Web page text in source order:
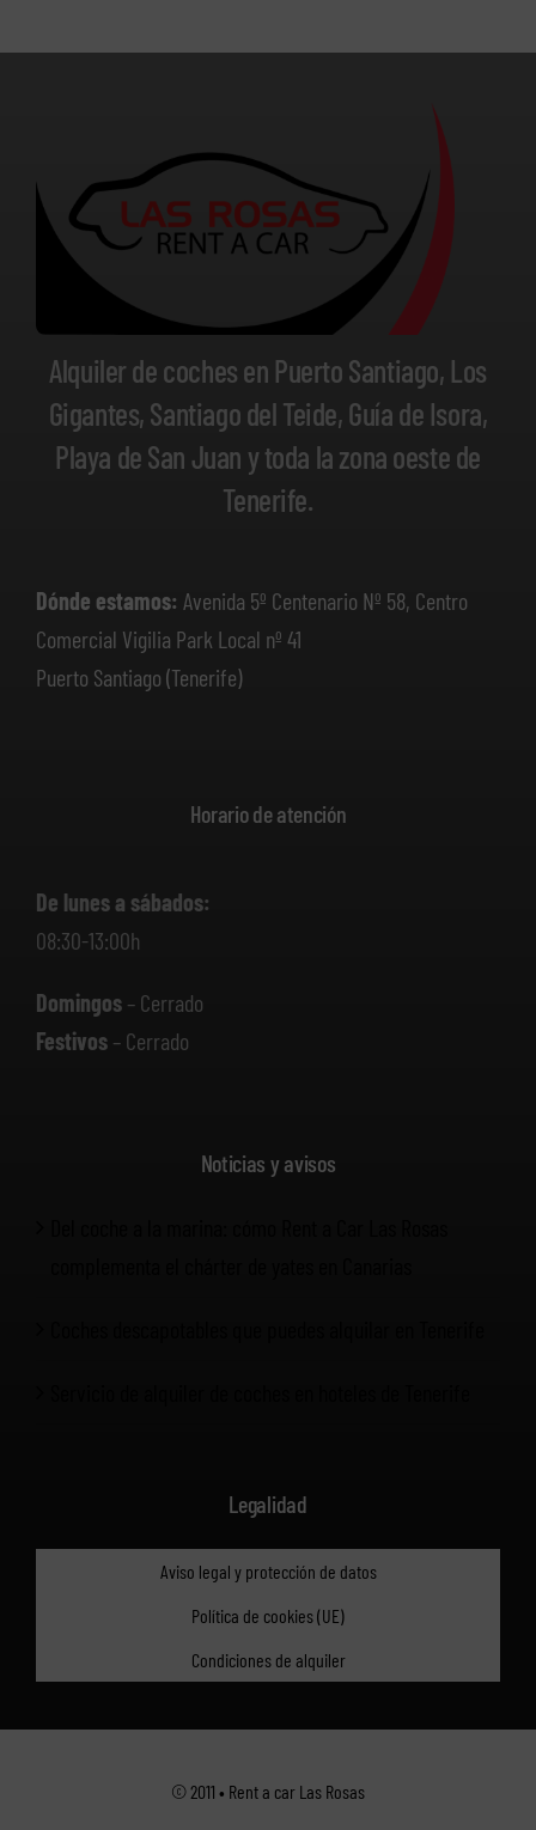
Alquiler de coches en Puerto Santiago, Los
Gigantes, Santiago del Teide, Guía de Isora,
Playa de San Juan y toda la zona oeste de
Tenerife.
Dónde estamos: Avenida 5º Centenario Nº 58, Centro
Comercial Vigilia Park Local nº 41
Puerto Santiago (Tenerife)
Horario de atención
De lunes a sábados:
08:30-13:00h
Domingos– Cerrado
Festivos– Cerrado
Noticias y avisos
Legalidad
Aviso legal y protección de datos
Política de cookies (UE)
Condiciones de alquiler
© 2011 • Rent a car Las Rosas